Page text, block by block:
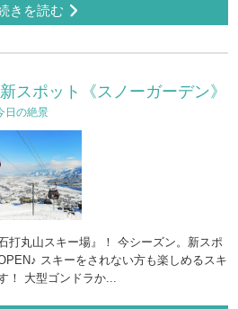
きを読む
ポット《スノーガーデン》
日の絶景
打丸山スキー場』！ 今シーズン。新スポ
スキーをされない方も楽しめるスキ
！ 大型ゴンドラか...